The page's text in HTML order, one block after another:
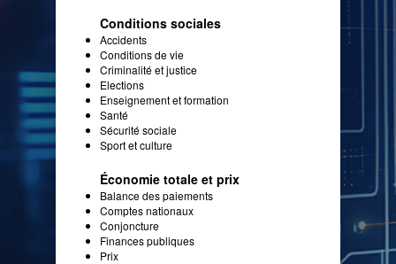
Conditions sociales
Accidents
Conditions de vie
Criminalité et justice
Elections
Enseignement et formation
Santé
Sécurité sociale
Sport et culture
Économie totale et prix
Balance des paiements
Comptes nationaux
Conjoncture
Finances publiques
Prix